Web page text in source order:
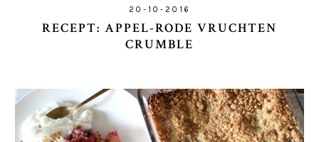
20-10-2016
RECEPT: APPEL-RODE VRUCHTEN
CRUMBLE